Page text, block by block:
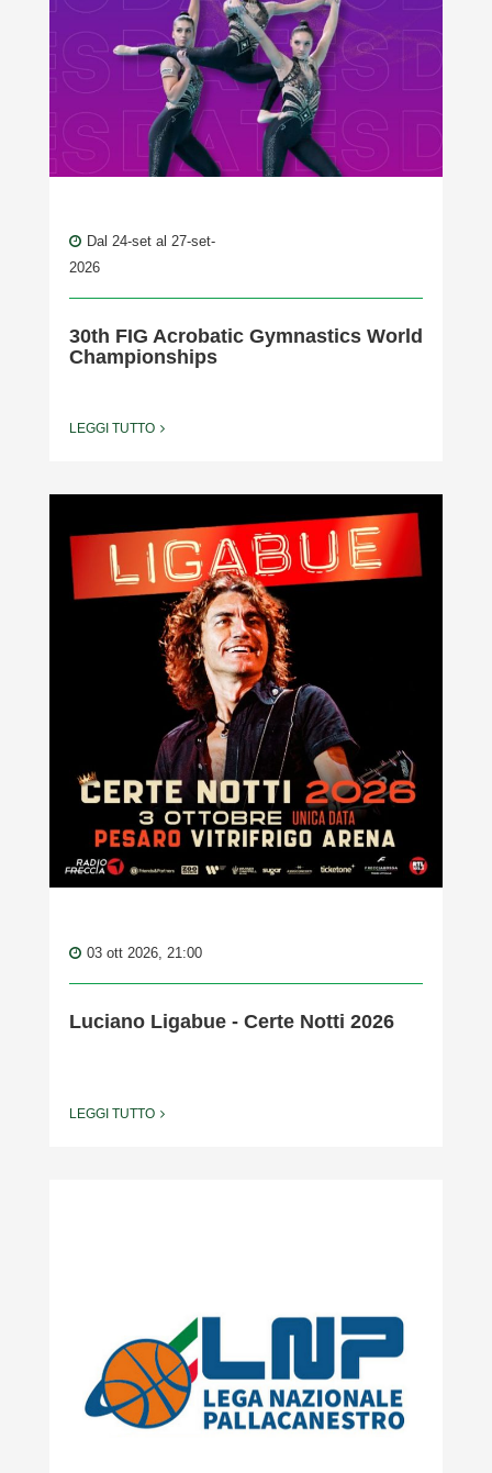
Dal 24-set al 27-set-
2026
30th FIG Acrobatic Gymnastics World
Championships
LEGGI TUTTO
03 ott 2026, 21:00
Luciano Ligabue - Certe Notti 2026
LEGGI TUTTO